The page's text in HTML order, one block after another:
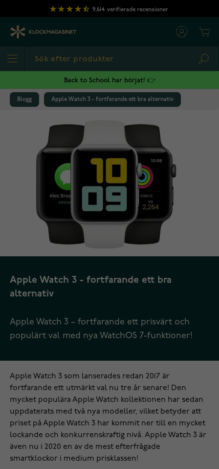
Hoppa till innehållet
9,614 verifierade recensioner
Back to School har börjat! 👉
Blogg Apple Watch 3 - fortfarande ett bra alternativ
Apple Watch 3 - fortfarande ett bra
alternativ
Apple Watch 3 – fortfarande ett prisvärt och
populärt val med nya WatchOS 7-funktioner!
Apple Watch 3 som lanserades redan 2017 är
fortfarande ett utmärkt val nu tre år senare! Den
mycket populära Apple Watch kollektionen har sedan
uppdaterats med två nya modeller, vilket betyder att
priset på Apple Watch 3 har kommit ner till en mycket
lockande och konkurrenskraftig nivå. Apple Watch 3 är
även nu i 2020 en av de mest efterfrågade
smartklockor i medium prisklassen!